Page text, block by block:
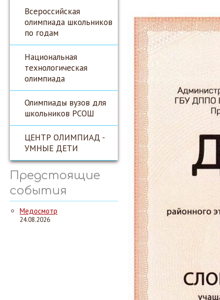
Всероссийская
олимпиада школьников
по годам
Национальная
технологическая
олимпиада
Олимпиады вузов для
школьников РСОШ
ЦЕНТР ОЛИМПИАД -
УМНЫЕ ДЕТИ
Предстоящие
события
Медосмотр
24.08.2026